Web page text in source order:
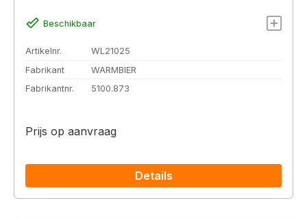
Beschikbaar
Artikelnr.
WL21025
Fabrikant
WARMBIER
Fabrikantnr.
5100.873
Prijs op aanvraag
Details